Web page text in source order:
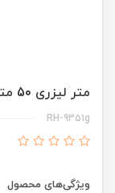
متر لیزری 50 متری نور سبز RH-9351G رونیکس
RH-9351g
ویژگی‌های محصول